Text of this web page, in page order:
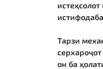
Тарзи
он ба